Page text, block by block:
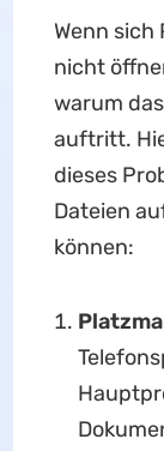
Wenn sich
nicht
warum
auftritt.
dieses
Dateien
können: